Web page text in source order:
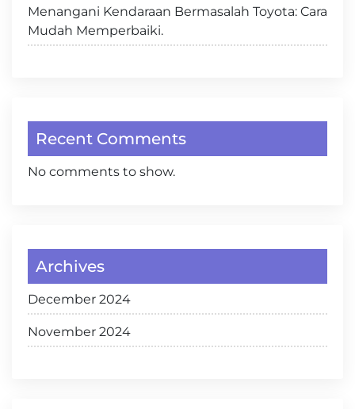
Menangani Kendaraan Bermasalah Toyota: Cara
Mudah Memperbaiki.
Recent Comments
No comments to show.
Archives
December 2024
November 2024